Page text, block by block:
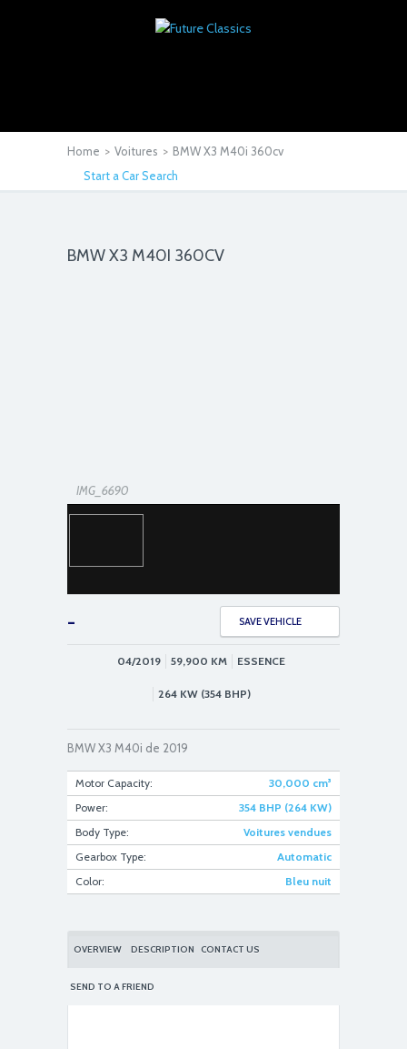
Home > Voitures > BMW X3 M40i 360cv
Start a Car Search
BMW X3 M40I 360CV
IMG_6690
IMG_6699
- SAVE VEHICLE
04/2019 59,900 KM ESSENCE
264 KW (354 BHP)
BMW X3 M40i de 2019
Motor Capacity: 30,000 cm³
Power:
354 BHP (264 KW)
Body Type:
Voitures vendues
Gearbox Type:
Automatic
Color:
Bleu nuit
OVERVIEW DESCRIPTION CONTACT US
SEND TO A FRIEND